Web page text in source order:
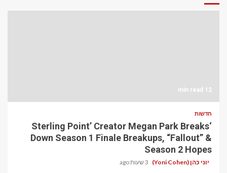
12 min read
חדשות
‘Sterling Point’ Creator Megan Park Breaks
Down Season 1 Finale Breakups, “Fallout” &
Season 2 Hopes
יוני כהן (Yoni Cohen) 3 שעות ago